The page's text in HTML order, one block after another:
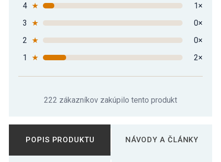
4 ★
1×
3
★
0×
2 ★
0×
1
★ 2×
222 zákazníkov zakúpilo tento produkt
POPIS PRODUKTU NÁVODY A ČLÁNKY